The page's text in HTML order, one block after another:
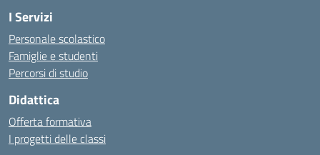
I Servizi
Personale scolastico
Famiglie e studenti
Percorsi di studio
Didattica
Offerta formativa
I progetti delle classi